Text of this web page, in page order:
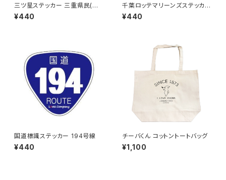
三ツ星ステッカー 三重県民(ブ
ルー)
¥440
千葉ロッテマリーンズステッカー
11
¥440
国道標識ステッカー 194号線
¥440
チーバくん コットントートバッグ
¥1,100